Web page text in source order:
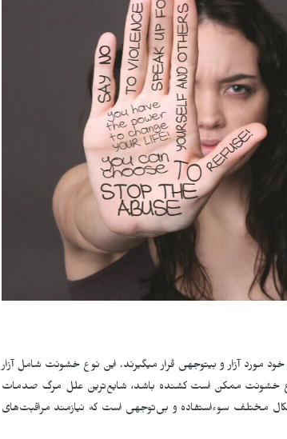
مورد آزار و بی­توجهی قرار می­گیرند. این نوع خشونت شامل آزار
خشونت ممکن است کشنده باشد، شایع‌ترین علل مرگ صدمات
سوءاستفاده و بی‌توجهی است که نیازمند مراقبت‌های